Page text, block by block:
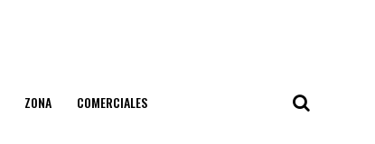
ZONA COMERCIALES